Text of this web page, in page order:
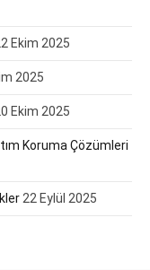
Ekim 2025
2025
Ekim 2025
Koruma Çözümleri
22 Eylül 2025